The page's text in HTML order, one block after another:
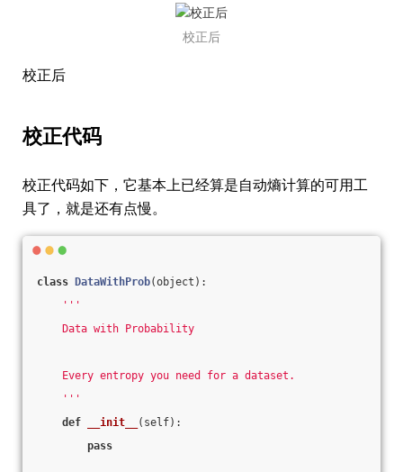
校正后
校正后
校正代码
校正代码如下，它基本上已经算是自动熵计算的可用工
具了，就是还有点慢。
class DataWithProb(object) :
'''
Data with Probability
Every entropy you need for a dataset.
'''
def
__init__ (self) :
pass